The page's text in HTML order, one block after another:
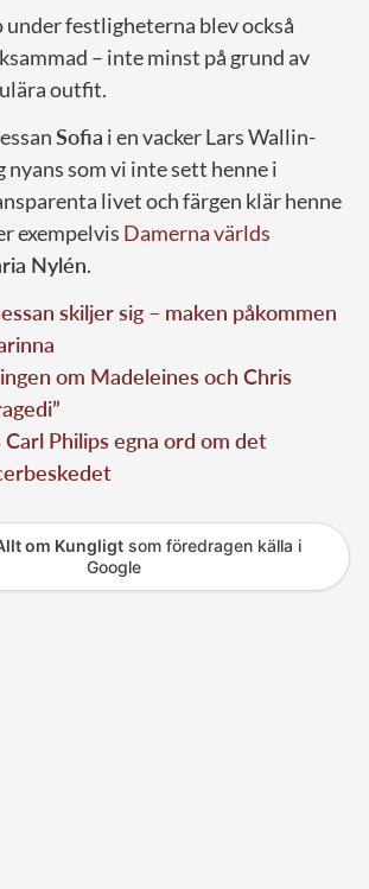
under festligheterna blev också
– inte minst på grund av
outfit.
Sofia i en vacker Lars Wallin-
nyans som vi inte sett henne i
livet och färgen klär henne
exempelvis Damerna världs
Nylén.
skiljer sig – maken påkommen
om Madeleines och Chris
Carl Philips egna ord om det
om Kungligtsom föredragen källa i
Google